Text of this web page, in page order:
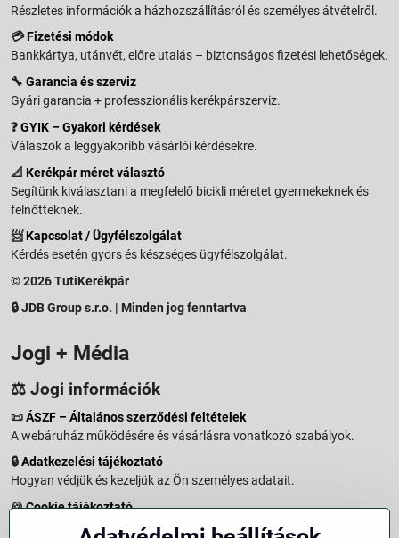
Részletes információk a házhozszállításról és személyes átvételről.
💳Fizetési módok
Bankkártya, utánvét, előre utalás – biztonságos fizetési lehetőségek.
🔧 Garancia és szerviz
Gyári garancia + professzionális kerékpárszerviz.
❓GYIK – Gyakori kérdések
Válaszok a leggyakoribb vásárlói kérdésekre.
📐 Kerékpár méret választó
Segítünk kiválasztani a megfelelő bicikli méretet gyermekeknek és
felnőtteknek.
📨Kapcsolat / Ügyfélszolgálat
Kérdés esetén gyors és készséges ügyfélszolgálat.
© 2026 TutiKerékpár
🔒 JDB Group s.r.o. | Minden jog fenntartva
Jogi + Média
⚖️ Jogi információk
📜ÁSZF – Általános szerződési feltételek
A webáruház működésére és vásárlásra vonatkozó szabályok.
🔒Adatkezelési tájékoztató
Hogyan védjük és kezeljük az Ön személyes adatait.
🍪Cookie tájékoztató
A weboldalon használt sütikről és adatkezelésről.